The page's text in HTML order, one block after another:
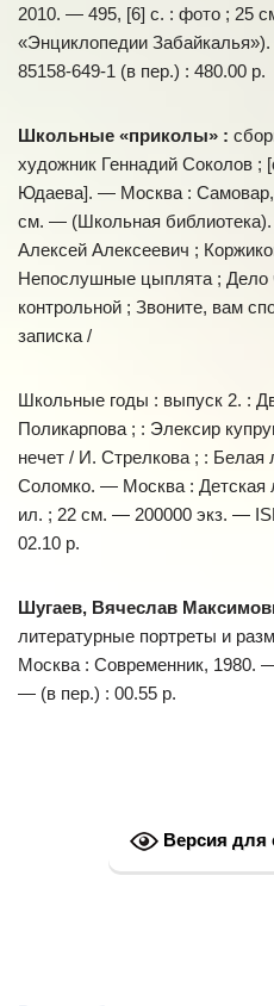
2010. — 495, [6] с. : фото ; 25
«Энциклопедии
85158-649-1 (в пер.) : 480.00 р.
Школьные «приколы» :
художник Геннадий Соколов ;
Юдаева]. — Москва :
см. — (Школьная
Алексей Алексеевич ;
Непослушные цыплята ; Дело
контрольной ; Звоните, вам
записка /
Школьные годы : выпуск 2. :
Поликарпова ; : Элексир
нечет / И. Стрелкова ; :
Соломко. — Москва : Детская
ил. ; 22 см. — 200000 экз. —
02.10 р.
Шугаев, Вячеслав
литературные портреты и
Москва : Современник, 1980.
— (в пер.) : 00.55 р.
Версия для